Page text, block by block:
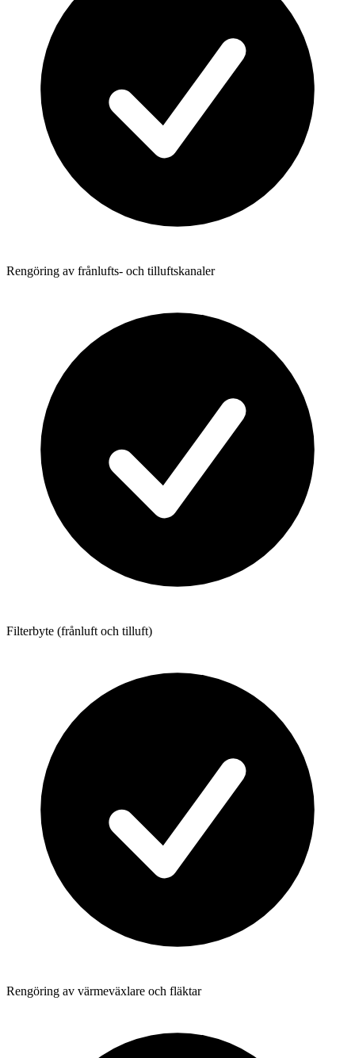
Rengöring av frånlufts- och tilluftskanaler
Filterbyte (frånluft och tilluft)
Rengöring av värmeväxlare och fläktar